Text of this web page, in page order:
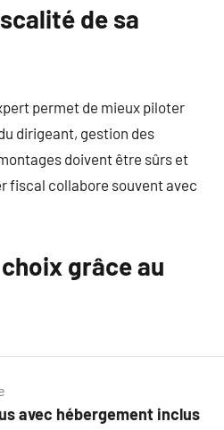
de sa
permet de mieux piloter
dirigeant, gestion des
doivent être sûrs et
fiscal collabore souvent avec
grâce au
avec hébergement inclus